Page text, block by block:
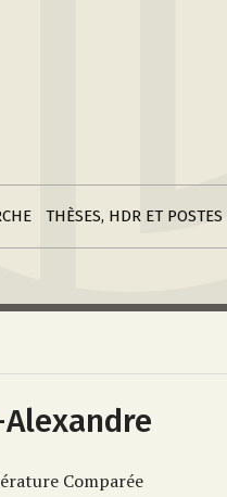
THÈSES, HDR ET POSTES
Postes
Alexandre
Comparée